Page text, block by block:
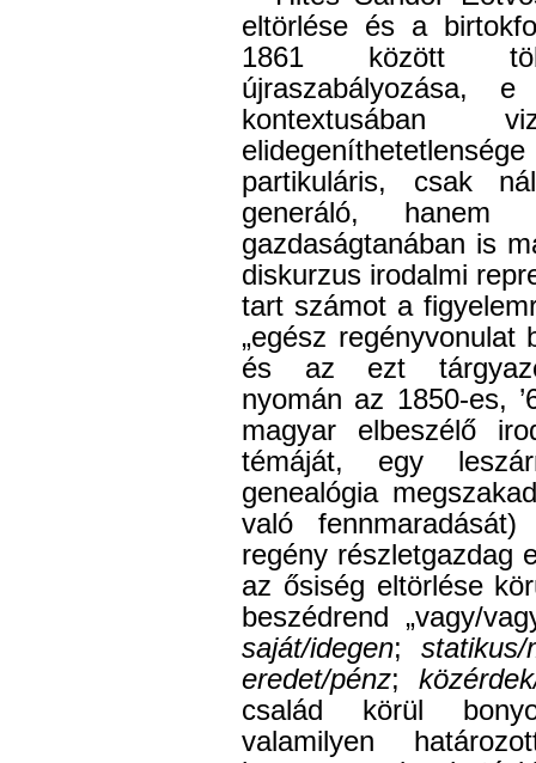
eltörlése és a
1861 között
újraszabályozása, e
kontextusában
partikuláris, csak
generáló, hanem
gazdaságtanában is
diskurzus irodalmi
tart számot a
„egész regényvonulat
és az ezt tárgyazó
nyomán az 1850-es,
magyar elbeszélő
témáját, egy
genealógia
való
regény részletgazdag
az ősiség eltörlése
beszédrend „vagy/
saját/idegen; statikus/
eredet/pénz;
család körül
valamilyen